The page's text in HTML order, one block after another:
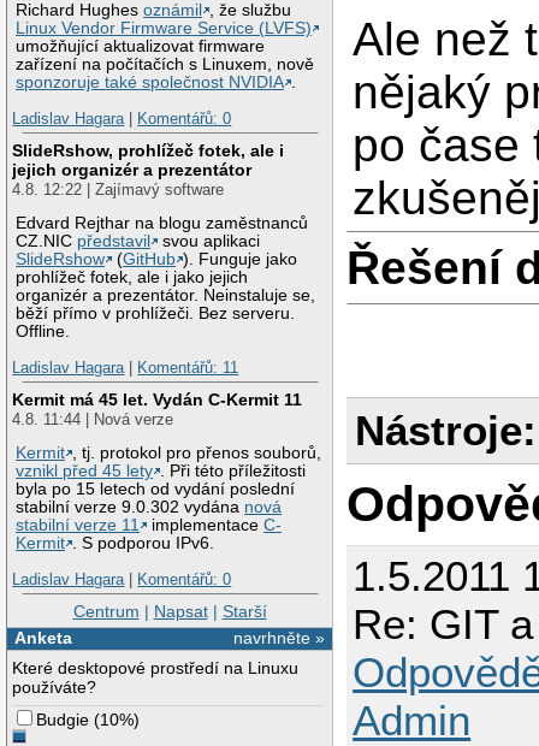
Richard Hughesoznámil
, že službu
Linux Vendor Firmware Service (LVFS)
umožňující aktualizovat firmware
zařízení na počítačích s Linuxem, nově
sponzoruje také společnost NVIDIA .
Ladislav Hagara| Komentářů: 0
SlideRshow, prohlížeč fotek, ale i
jejich organizér a prezentátor
4.8. 12:22 | Zajímavý software
Edvard Rejthar na blogu zaměstnanců
CZ.NIC představil
svou aplikaci
SlideRshow
(GitHub ). Funguje jako
prohlížeč fotek, ale i jako jejich
organizér a prezentátor. Neinstaluje se,
běží přímo v prohlížeči. Bez serveru.
Offline.
Ladislav Hagara| Komentářů: 11
Kermit má 45 let. Vydán C-Kermit 11
4.8. 11:44 | Nová verze
Kermit , tj. protokol pro přenos souborů,
vznikl před 45 lety . Při této příležitosti
byla po 15 letech od vydání poslední
stabilní verze 9.0.302 vydána nová
stabilní verze 11
implementaceC-
Kermit . S podporou IPv6.
Ladislav Hagara| Komentářů: 0
Centrum | Napsat| Starší
navrhněte »
Anketa
Které desktopové prostředí na Linuxu
používáte?
Budgie (10%)
Ale než
nějaký
po čase
Řešení
Nástroje:
1.5.2011
Re: GIT
Admin